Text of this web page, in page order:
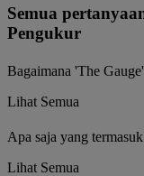
Semua
Pengukur
Bagaimana 'The
Lihat Semua
Apa saja yang
Lihat Semua